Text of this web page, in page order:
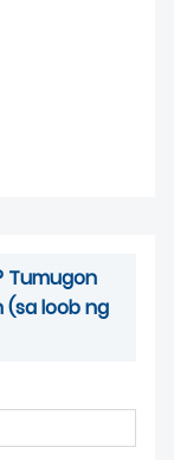
Tumugon
(sa loob ng